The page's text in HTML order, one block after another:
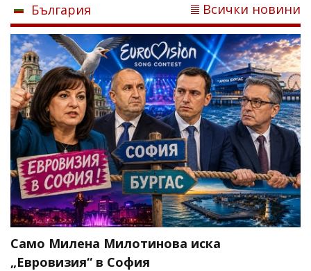
България Всички новини
Само Милена Милотинова иска
„Евровизия“ в София